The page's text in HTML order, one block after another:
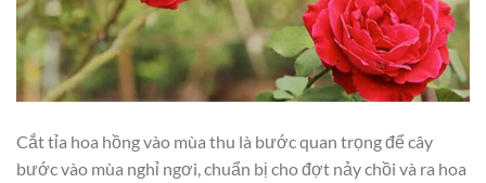
Cắt tỉa hoa hồng vào mùa thu là bước quan trọng để cây
bước vào mùa nghỉ ngơi, chuẩn bị cho đợt nảy chồi và ra hoa